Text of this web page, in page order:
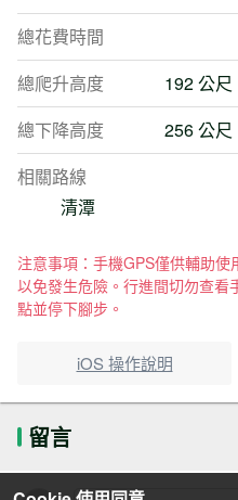
總花費時間
總爬升高度
192 公尺
總下降高度
256 公尺
相關路線
清潭
注意事項：手機GPS僅供輔助使
以免發生危險。行進間切勿查看
點並停下腳步。
iOS 操作說明
留言